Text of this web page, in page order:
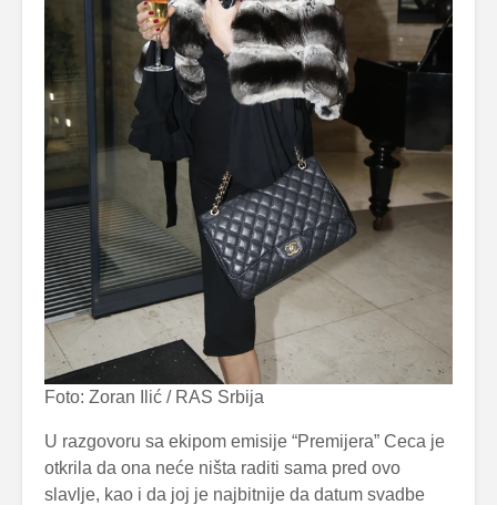
Foto: Zoran Ilić / RAS Srbija
U razgovoru sa ekipom emisije “Premijera” Ceca je
otkrila da ona neće ništa raditi sama pred ovo
slavlje, kao i da joj je najbitnije da datum svadbe